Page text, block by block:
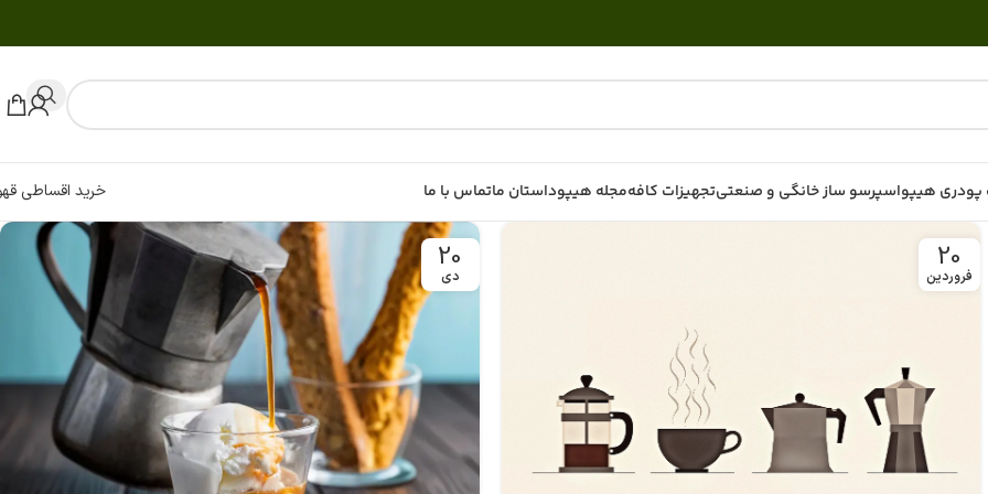
هیپواسپرسو ساز خانگی و صنعتیتجهیزات کافهمجله هیپوداستان ماتماس با ما خرید اقساطی
20
فروردین
20
دی